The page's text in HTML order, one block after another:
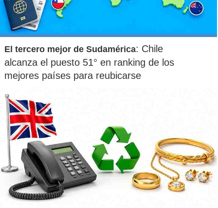
El tercero mejor de Sudamérica: Chile
alcanza el puesto 51° en ranking de los
mejores países para reubicarse